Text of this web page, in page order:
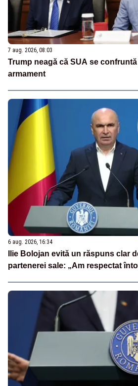
7 aug. 2026, 08:03
Trump neagă că SUA se
armament
6 aug. 2026, 16:34
Ilie Bolojan evită un răspuns clar
partenerei sale: „Am respectat